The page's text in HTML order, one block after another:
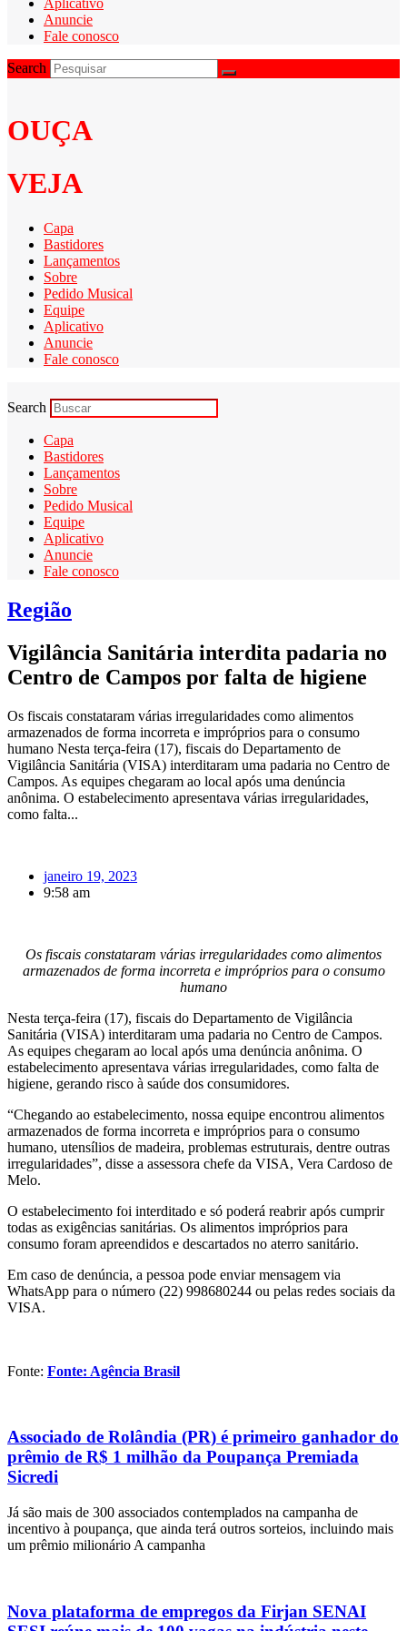
Anuncie
Fale conosco
Search
OUÇA
VEJA
Capa
Bastidores
Lançamentos
Sobre
Pedido Musical
Equipe
Aplicativo
Anuncie
Fale conosco
Search
Capa
Bastidores
Lançamentos
Sobre
Pedido Musical
Equipe
Aplicativo
Anuncie
Fale conosco
Região
Vigilância Sanitária interdita padaria no
Centro de Campos por falta de higiene
Os fiscais constataram várias irregularidades como alimentos
armazenados de forma incorreta e impróprios para o consumo
humano Nesta terça-feira (17), fiscais do Departamento de
Vigilância Sanitária (VISA) interditaram uma padaria no Centro de
Campos. As equipes chegaram ao local após uma denúncia
anônima. O estabelecimento apresentava várias irregularidades,
como falta...
janeiro 19, 2023
9:58 am
Os fiscais constataram várias irregularidades como alimentos
armazenados de forma incorreta e impróprios para o consumo
humano
Nesta terça-feira (17), fiscais do Departamento de Vigilância
Sanitária (VISA) interditaram uma padaria no Centro de Campos.
As equipes chegaram ao local após uma denúncia anônima. O
estabelecimento apresentava várias irregularidades, como falta de
higiene, gerando risco à saúde dos consumidores.
“Chegando ao estabelecimento, nossa equipe encontrou alimentos
armazenados de forma incorreta e impróprios para o consumo
humano, utensílios de madeira, problemas estruturais, dentre outras
irregularidades”, disse a assessora chefe da VISA, Vera Cardoso de
Melo.
O estabelecimento foi interditado e só poderá reabrir após cumprir
todas as exigências sanitárias. Os alimentos impróprios para
consumo foram apreendidos e descartados no aterro sanitário.
Em caso de denúncia, a pessoa pode enviar mensagem via
WhatsApp para o número (22) 998680244 ou pelas redes sociais da
VISA.
Fonte: Fonte: Agência Brasil
Associado de Rolândia (PR) é primeiro ganhador do
prêmio de R$ 1 milhão da Poupança Premiada
Sicredi
Já são mais de 300 associados contemplados na campanha de
incentivo à poupança, que ainda terá outros sorteios, incluindo mais
um prêmio milionário A campanha
Nova plataforma de empregos da Firjan SENAI